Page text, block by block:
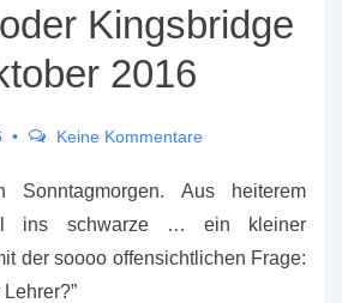
Kingsbridge
2016
Keine Kommentare
Sonntagmorgen. Aus heiterem
ins schwarze … ein kleiner
der soooo offensichtlichen Frage: